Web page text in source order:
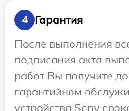
4
Гарантия
После выполнения
подписания акта
работ Вы получите
гарантийном
устройства Sony